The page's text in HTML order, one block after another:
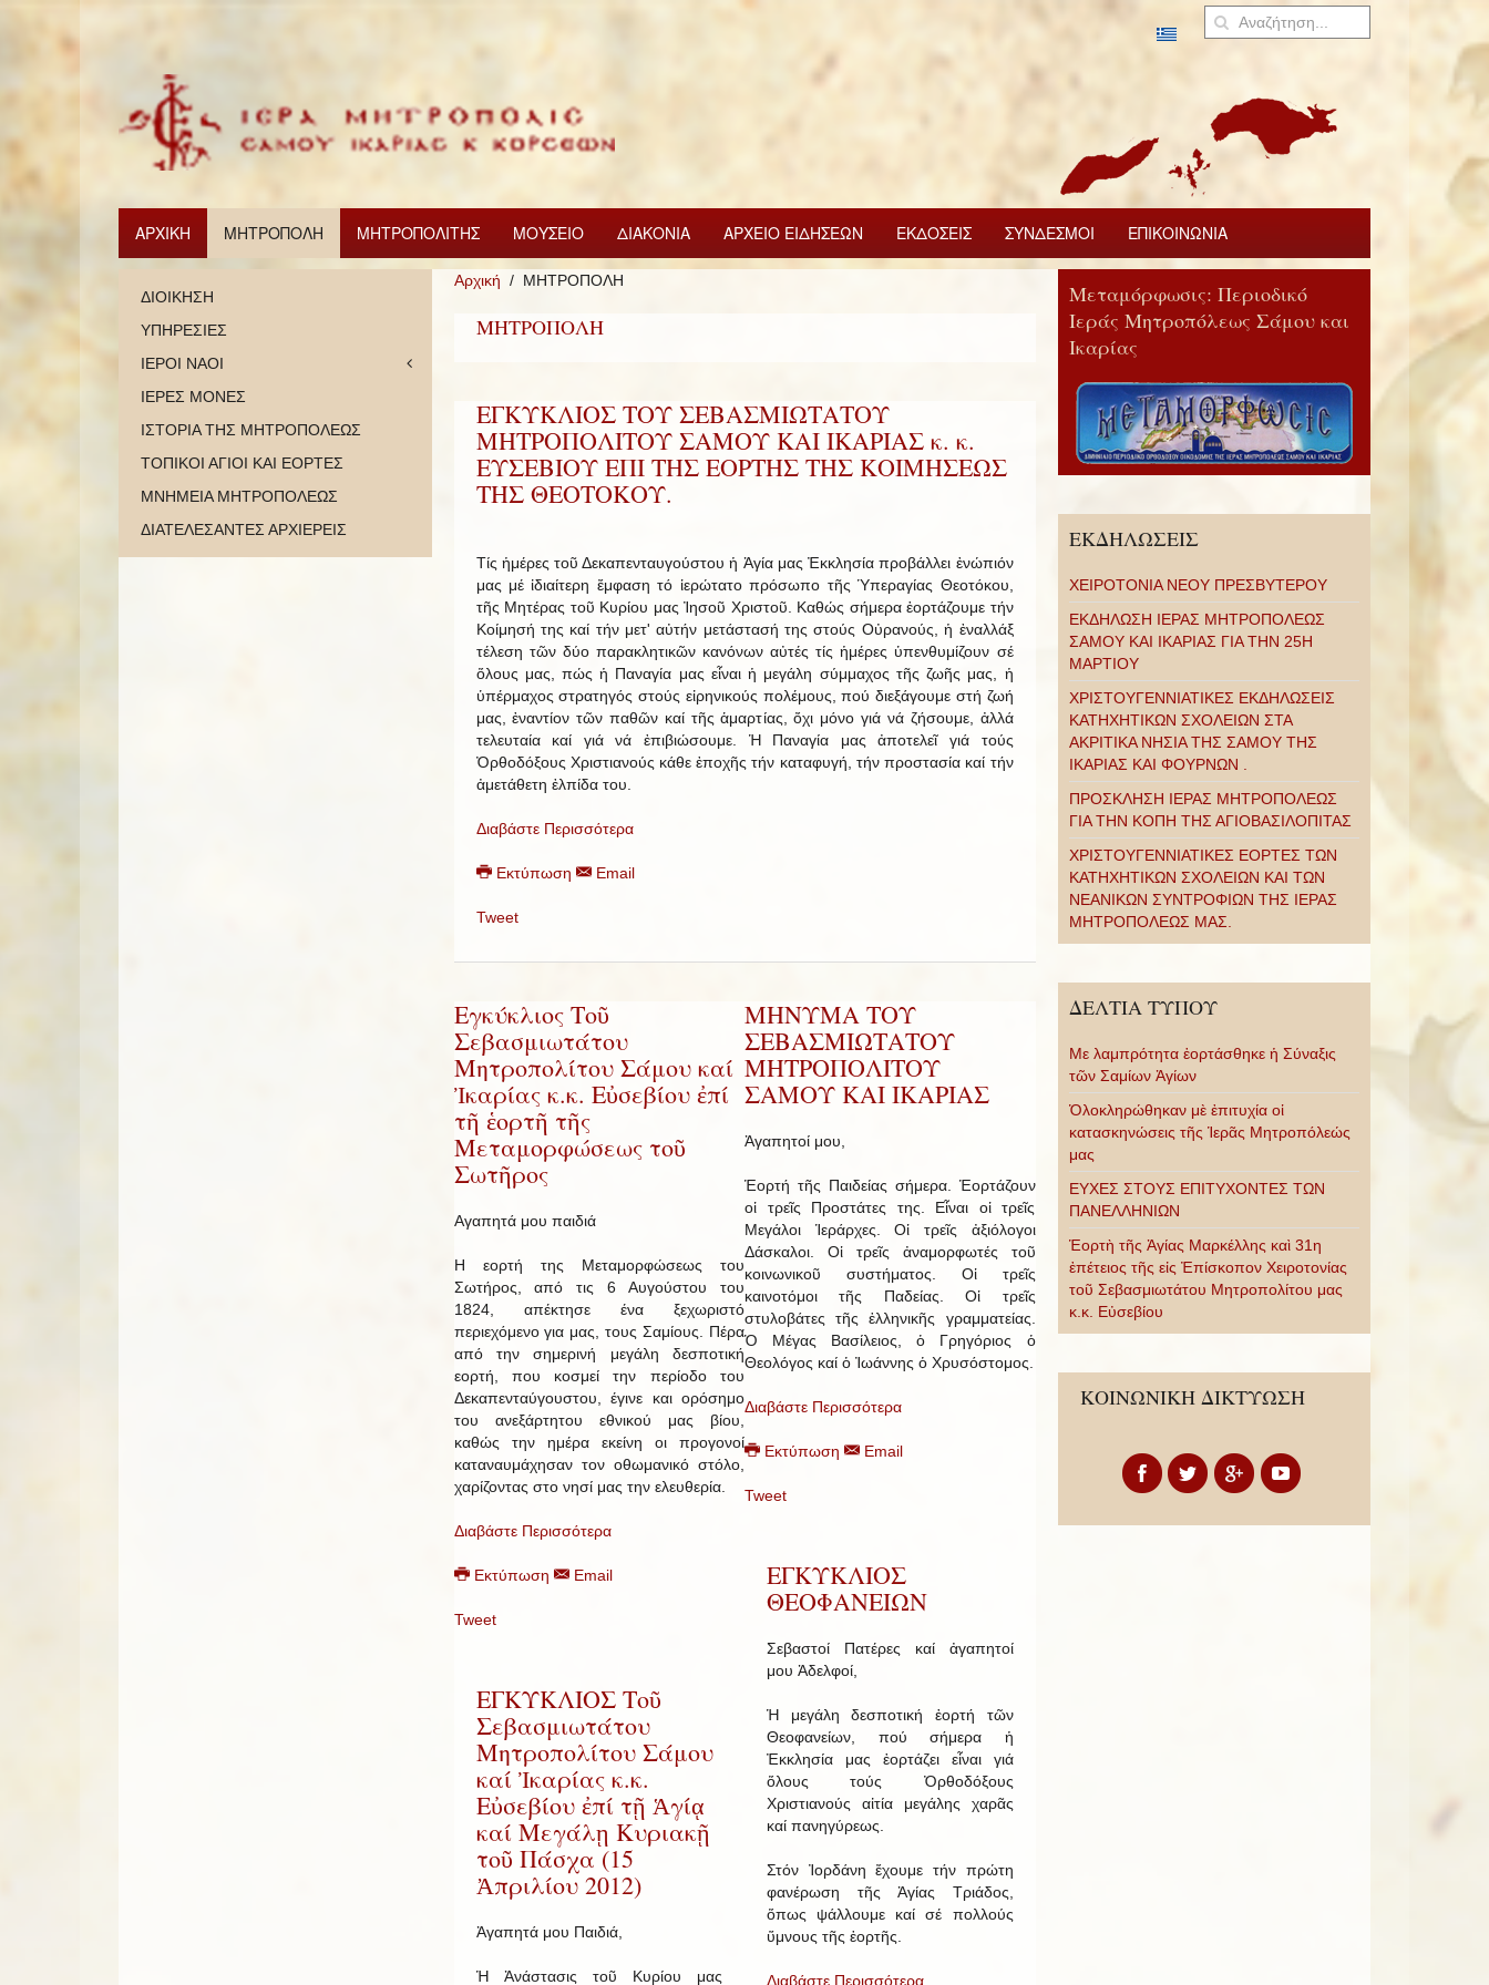
ΑΡΧΙΚΗ ΜΗΤΡΟΠΟΛΗ ΜΗΤΡΟΠΟΛΙΤΗΣ ΜΟΥΣΕΙΟ ΔΙΑΚΟΝΙΑ ΑΡΧΕΙΟ ΕΙΔΗΣΕΩΝ ΕΚΔΟΣΕΙΣ ΣΥΝΔΕΣΜΟΙ ΕΠΙΚΟΙΝΩΝΙΑ
Αρχική ΜΗΤΡΟΠΟΛΗ
ΜΗΤΡΟΠΟΛΗ
ΕΓΚΥΚΛΙΟΣ ΤΟΥ ΣΕΒΑΣΜΙΩΤΑΤΟΥ
ΜΗΤΡΟΠΟΛΙΤΟΥ ΣΑΜΟΥ ΚΑΙ ΙΚΑΡΙΑΣ κ. κ.
ΕΥΣΕΒΙΟΥ ΕΠΙ ΤΗΣ ΕΟΡΤΗΣ ΤΗΣ ΚΟΙΜΗΣΕΩΣ
ΤΗΣ ΘΕΟΤΟΚΟΥ.
Τίς ἡμέρες τοῦ Δεκαπενταυγούστου ἡ Ἁγία μας Ἐκκλησία προβάλλει ἐνώπιόν
μας μέ ἰδιαίτερη ἔμφαση τό ἱερώτατο πρόσωπο τῆς Ὑπεραγίας Θεοτόκου,
τῆς Μητέρας τοῦ Κυρίου μας Ἰησοῦ Χριστοῦ. Καθώς σήμερα ἑορτάζουμε τήν
Κοίμησή της καί τήν μετ' αὐτήν μετάστασή της στούς Οὐρανούς, ἡ ἐναλλάξ
τέλεση τῶν δύο παρακλητικῶν κανόνων αὐτές τίς ἡμέρες ὑπενθυμίζουν σέ
ὅλους μας, πώς ἡ Παναγία μας εἶναι ἡ μεγάλη σύμμαχος τῆς ζωῆς μας, ἡ
ὑπέρμαχος στρατηγός στούς εἰρηνικούς πολέμους, πού διεξάγουμε στή ζωή
μας, ἐναντίον τῶν παθῶν καί τῆς ἁμαρτίας, ὄχι μόνο γιά νά ζήσουμε, ἀλλά
τελευταία καί γιά νά ἐπιβιώσουμε. Ἡ Παναγία μας ἀποτελεῖ γιά τούς
Ὀρθοδόξους Χριστιανούς κάθε ἐποχῆς τήν καταφυγή, τήν προστασία καί τήν
ἀμετάθετη ἐλπίδα του.
Διαβάστε Περισσότερα
Εκτύπωση Email
Tweet
Εγκύκλιος Τοῦ
Σεβασμιωτάτου
Μητροπολίτου Σάμου καί
Ἰκαρίας κ.κ. Εὐσεβίου ἐπί
τῆ ἑορτῆ τῆς
Μεταμορφώσεως τοῦ
Σωτῆρος
Αγαπητά μου παιδιά
Η εορτή της Μεταμορφώσεως του
Σωτήρος, από τις 6 Αυγούστου του
1824, απέκτησε ένα ξεχωριστό
περιεχόμενο για μας, τους Σαμίους. Πέρα
από την σημερινή μεγάλη δεσποτική
εορτή, που κοσμεί την περίοδο του
Δεκαπενταύγουστου, έγινε και ορόσημο
του ανεξάρτητου εθνικού μας βίου,
καθώς την ημέρα εκείνη οι προγονοί
καταναυμάχησαν τον οθωμανικό στόλο,
χαρίζοντας στο νησί μας την ελευθερία.
Διαβάστε Περισσότερα
Εκτύπωση Email
Tweet
ΕΓΚΥΚΛΙΟΣ Τοῦ
Σεβασμιωτάτου
Μητροπολίτου Σάμου
καί Ἰκαρίας κ.κ.
Εὐσεβίου ἐπί τῇ Ἁγίᾳ
καί Μεγάλῃ Κυριακῇ
τοῦ Πάσχα (15
Ἀπριλίου 2012)
Ἀγαπητά μου Παιδιά,
Ἡ Ἀνάστασις τοῦ Κυρίου μας
ΜΗΝΥΜΑ ΤΟΥ
ΣΕΒΑΣΜΙΩΤΑΤΟΥ
ΜΗΤΡΟΠΟΛΙΤΟΥ
ΣΑΜΟΥ ΚΑΙ ΙΚΑΡΙΑΣ
Ἀγαπητοί μου,
Ἑορτή τῆς Παιδείας σήμερα. Ἑορτάζουν
οἱ τρεῖς Προστάτες της. Εἶναι οἱ τρεῖς
Μεγάλοι Ἱεράρχες. Οἱ τρεῖς ἀξιόλογοι
Δάσκαλοι. Οἱ τρεῖς ἀναμορφωτές τοῦ
κοινωνικοῦ συστήματος. Οἱ τρεῖς
καινοτόμοι τῆς Παδείας. Οἱ τρεῖς
στυλοβάτες τῆς ἑλληνικῆς γραμματείας.
Ὁ Μέγας Βασίλειος, ὁ Γρηγόριος ὁ
Θεολόγος καί ὁ Ἰωάννης ὁ Χρυσόστομος.
Διαβάστε Περισσότερα
Εκτύπωση Email
Tweet
ΕΓΚΥΚΛΙΟΣ
ΘΕΟΦΑΝΕΙΩΝ
Σεβαστοί Πατέρες καί ἀγαπητοί
μου Ἀδελφοί,
Ἡ μεγάλη δεσποτική ἑορτή τῶν
Θεοφανείων, πού σήμερα ἡ
Ἐκκλησία μας ἑορτάζει εἶναι γιά
ὅλους τούς Ὀρθοδόξους
Χριστιανούς αἰτία μεγάλης χαρᾶς
καί πανηγύρεως.
Στόν Ἰορδάνη ἔχουμε τήν πρώτη
φανέρωση τῆς Ἁγίας Τριάδος,
ὅπως ψάλλουμε καί σέ πολλούς
ὕμνους τῆς ἑορτῆς.
Διαβάστε Περισσότερα
ΔΙΟΙΚΗΣΗ
ΥΠΗΡΕΣΙΕΣ
ΙΕΡΟΙ ΝΑΟΙ
ΙΕΡΕΣ ΜΟΝΕΣ
ΙΣΤΟΡΙΑ ΤΗΣ ΜΗΤΡΟΠΟΛΕΩΣ
ΤΟΠΙΚΟΙ ΑΓΙΟΙ ΚΑΙ ΕΟΡΤΕΣ
ΜΝΗΜΕΙΑ ΜΗΤΡΟΠΟΛΕΩΣ
ΔΙΑΤΕΛΕΣΑΝΤΕΣ ΑΡΧΙΕΡΕΙΣ
Μεταμόρφωσις: Περιοδικό
Ιεράς Μητροπόλεως Σάμου και
Ικαρίας
ΕΚΔΗΛΩΣΕΙΣ
ΧΕΙΡΟΤΟΝΙΑ ΝΕΟΥ ΠΡΕΣΒΥΤΕΡΟΥ
ΕΚΔΗΛΩΣΗ ΙΕΡΑΣ ΜΗΤΡΟΠΟΛΕΩΣ
ΣΑΜΟΥ ΚΑΙ ΙΚΑΡΙΑΣ ΓΙΑ ΤΗΝ 25Η
ΜΑΡΤΙΟΥ
ΧΡΙΣΤΟΥΓΕΝΝΙΑΤΙΚΕΣ ΕΚΔΗΛΩΣΕΙΣ
ΚΑΤΗΧΗΤΙΚΩΝ ΣΧΟΛΕΙΩΝ ΣΤΑ
ΑΚΡΙΤΙΚΑ ΝΗΣΙΑ ΤΗΣ ΣΑΜΟΥ ΤΗΣ
ΙΚΑΡΙΑΣ ΚΑΙ ΦΟΥΡΝΩΝ .
ΠΡΟΣΚΛΗΣΗ ΙΕΡΑΣ ΜΗΤΡΟΠΟΛΕΩΣ
ΓΙΑ ΤΗΝ ΚΟΠΗ ΤΗΣ ΑΓΙΟΒΑΣΙΛΟΠΙΤΑΣ
ΧΡΙΣΤΟΥΓΕΝΝΙΑΤΙΚΕΣ ΕΟΡΤΕΣ ΤΩΝ
ΚΑΤΗΧΗΤΙΚΩΝ ΣΧΟΛΕΙΩΝ ΚΑΙ ΤΩΝ
ΝΕΑΝΙΚΩΝ ΣΥΝΤΡΟΦΙΩΝ ΤΗΣ ΙΕΡΑΣ
ΜΗΤΡΟΠΟΛΕΩΣ ΜΑΣ.
ΔΕΛΤΙΑ ΤΥΠΟΥ
Με λαμπρότητα ἑορτάσθηκε ἡ Σύναξις
τῶν Σαμίων Ἁγίων
Ὁλοκληρώθηκαν μὲ ἐπιτυχία οἱ
κατασκηνώσεις τῆς Ἱερᾶς Μητροπόλεώς
μας
ΕΥΧΕΣ ΣΤΟΥΣ ΕΠΙΤΥΧΟΝΤΕΣ ΤΩΝ
ΠΑΝΕΛΛΗΝΙΩΝ
Ἑορτὴ τῆς Ἁγίας Μαρκέλλης καὶ 31η
ἐπέτειος τῆς εἰς Ἐπίσκοπον Χειροτονίας
τοῦ Σεβασμιωτάτου Μητροπολίτου μας
κ.κ. Εὐσεβίου
ΚΟΙΝΩΝΙΚΗ ΔΙΚΤΥΩΣΗ